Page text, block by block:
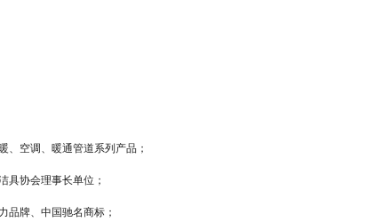
、空调、暖通管道系列产品；
具协会理事长单位；
品牌、中国驰名商标；